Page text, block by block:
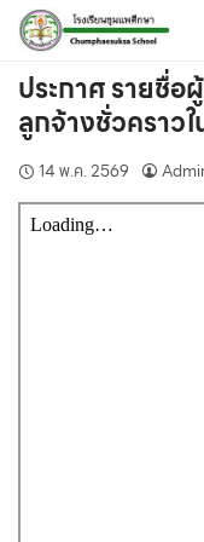
Skip
content
ประกาศ รายชื่อ
ลูกจ้างชั่วคราว
14 พ.ค. 2569